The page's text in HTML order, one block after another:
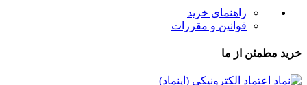
راهنمای خرید
قوانین و مقررات
خرید مطمئن از ما